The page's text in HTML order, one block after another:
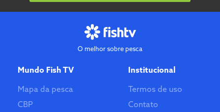
O melhor sobre pesca
Mundo Fish TV
Mapa da pesca
CBP
Institucional
Termos de uso
Contato